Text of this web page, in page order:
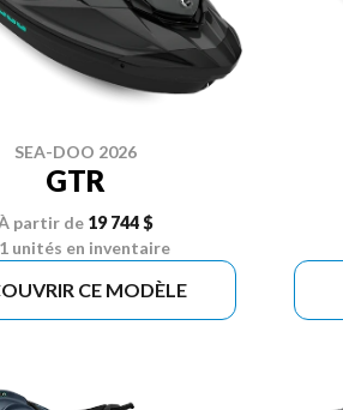
SEA-DOO 2026
GTR
partir de 19 744 $
1 unités en inventaire
CE MODÈLE